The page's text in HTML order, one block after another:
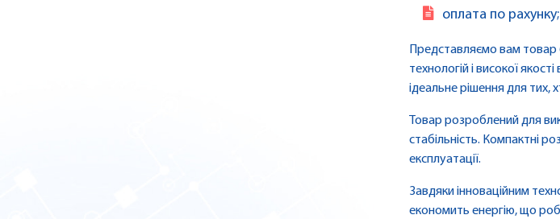
оплата по рахунку;
Представляємо вам товар
технологій і високої
ідеальне рішення для тих,
Товар розроблений для
стабільність. Компактні
експлуатації.
Завдяки інноваційним
економить енергію, що